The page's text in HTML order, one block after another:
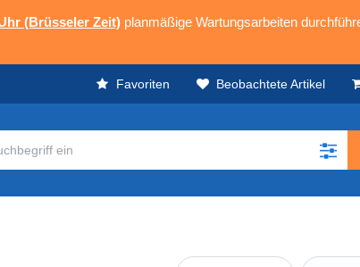
(Brüsseler Zeit) planmäßige Wartungsarbeiten
Favoriten Beobachtete Artikel